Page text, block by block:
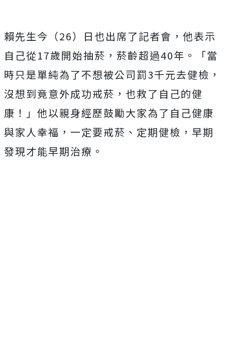
賴先生今（26）日也出席了記者會，他表示
自己從17歲開始抽菸，菸齡超過40年。「當
時只是單純為了不想被公司罰3千元去健檢，
沒想到竟意外成功戒菸，也救了自己的健
康！」他以親身經歷鼓勵大家為了自己健康
與家人幸福，一定要戒菸、定期健檢，早期
發現才能早期治療。